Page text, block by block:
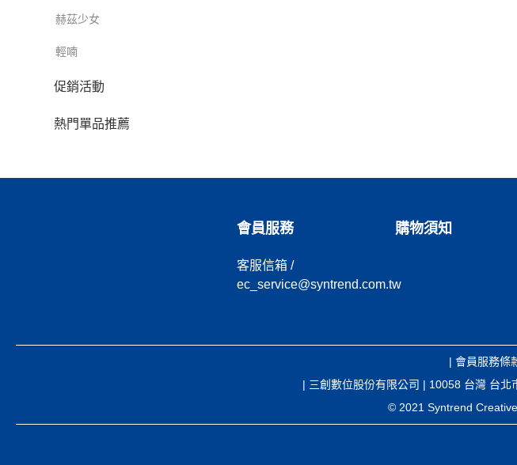
赫茲少女
輕喃
促銷活動
熱門單品推薦
會員服務 購物須知
客服信箱 /
ec_service@syntrend.com.tw
| 會員服務條
| 三創數位股份有限公司 | 10058 台灣 台
© 2021 Syntrend